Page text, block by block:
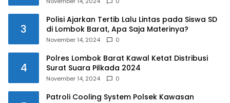
3
Polisi Ajarkan Tertib Lalu Lintas pada Siswa SD
di Lombok Barat, Apa Saja Materinya?
November 14, 2024 0
4
Polres Lombok Barat Kawal Ketat Distribusi
Surat Suara Pilkada 2024
November 14, 2024 0
Patroli Cooling System Polsek Kawasan